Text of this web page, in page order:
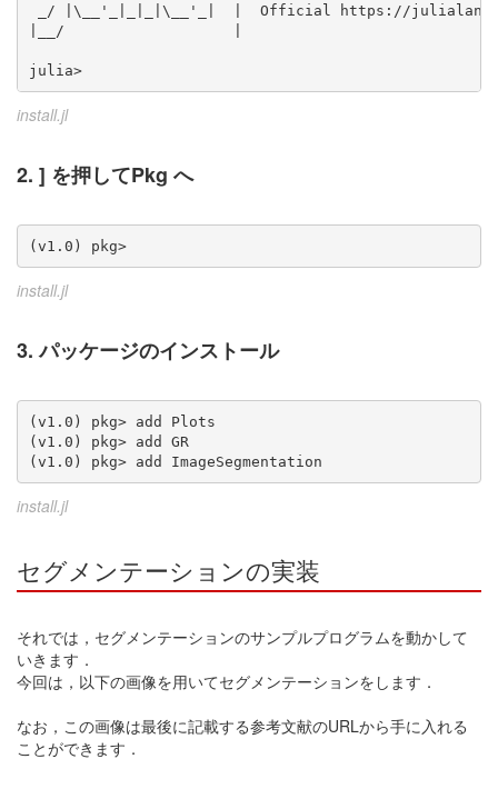
_/ |\__'_|_|_|\__'_|  |  Official https://
|__/                   |
julia>
install.jl
2. ] を押してPkg へ
(v1.0) pkg>
install.jl
3. パッケージのインストール
(v1.0) pkg> add Plots
(v1.0) pkg> add GR
install.jl
セグメンテーションの実装
それでは，セグメンテーションのサンプルプログラムを動かして
いきます．
今回は，以下の画像を用いてセグメンテーションをします．
なお，この画像は最後に記載する参考文献のURLから手に入れる
ことができます．